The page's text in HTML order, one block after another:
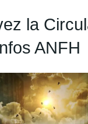
la
ANFH